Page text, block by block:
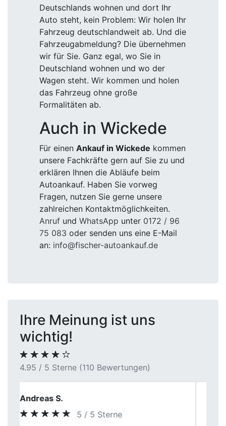
Deutschlands wohnen und dort Ihr
Auto steht, kein Problem: Wir holen Ihr
Fahrzeug deutschlandweit ab. Und die
Fahrzeugabmeldung? Die übernehmen
wir für Sie. Ganz egal, wo Sie in
Deutschland wohnen und wo der
Wagen steht. Wir kommen und holen
das Fahrzeug ohne große
Formalitäten ab.
Auch in Wickede
Für einen Ankauf in Wickede kommen
unsere Fachkräfte gern auf Sie zu und
erklären Ihnen die Abläufe beim
Autoankauf. Haben Sie vorweg
Fragen, nutzen Sie gerne unsere
zahlreichen Kontaktmöglichkeiten.
Anruf und WhatsApp unter 0172 / 96
75 083 oder senden uns eine E-Mail
an: info@fischer-autoankauf.de
Ihre Meinung ist uns
wichtig!
4.95 / 5 Sterne (110 Bewertungen)
Michaela S.
5 / 5 Sterne